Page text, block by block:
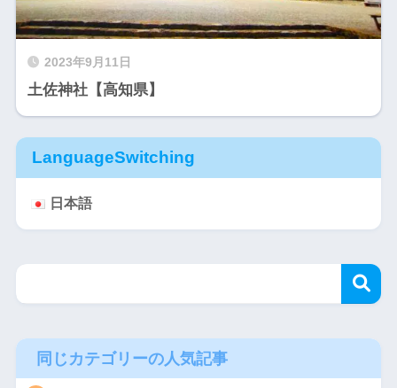
2023年9月11日
土佐神社【高知県】
LanguageSwitching
日本語
同じカテゴリーの人気記事